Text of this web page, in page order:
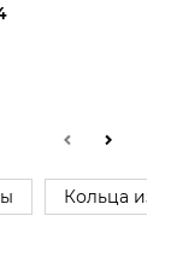
Кольца из